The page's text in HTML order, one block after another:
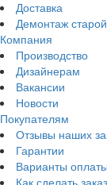
Доставка
Демонтаж
Компания
Производство
Дизайнерам
Вакансии
Новости
Покупателям
Отзывы наших
Гарантии
Варианты оплаты